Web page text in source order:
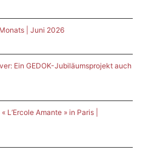
| Juni 2026
Ein GEDOK-Jubiläumsprojekt auch
L’Ercole Amante » in Paris |